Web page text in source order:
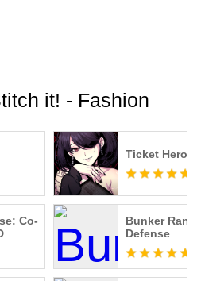
it! - Fashion
Ticket Hero
Co-
Bunker
Defense